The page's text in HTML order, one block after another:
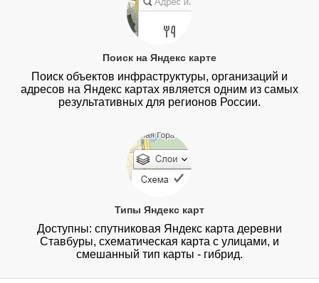
Поиск на Яндекс карте
Поиск объектов инфраструктуры, организаций и
адресов на Яндекс картах является одним из самых
результативных для регионов России.
Типы Яндекс карт
Доступны: спутниковая Яндекс карта деревни
Ставбуры, схематическая карта с улицами, и
смешанный тип карты - гибрид.